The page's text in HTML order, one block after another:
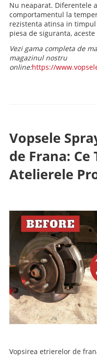
Nu neaparat. Diferentele
comportamentul la
rezistenta atinsa in
piesa de siguranta,
Vezi gama completa de
magazinul nostru
online:https://
Vopsele
de Frana: Ce
Atelierele
Vopsirea etrierelor de